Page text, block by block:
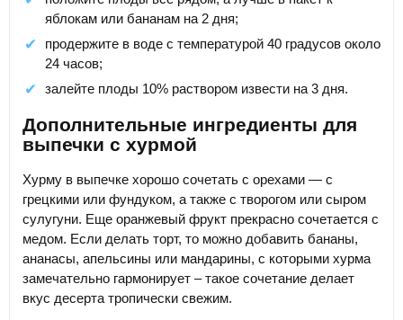
яблокам или бананам на 2 дня;
продержите в воде с температурой 40 градусов около
24 часов;
залейте плоды 10% раствором извести на 3 дня.
Дополнительные ингредиенты для
выпечки с хурмой
Хурму в выпечке хорошо сочетать с орехами — с
грецкими или фундуком, а также с творогом или сыром
сулугуни. Еще оранжевый фрукт прекрасно сочетается с
медом. Если делать торт, то можно добавить бананы,
ананасы, апельсины или мандарины, с которыми хурма
замечательно гармонирует – такое сочетание делает
вкус десерта тропически свежим.